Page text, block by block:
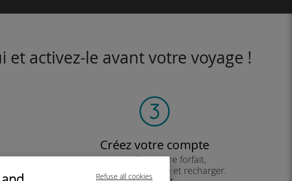
Refuse all cookies
activez-le avant votre voyage !
Créez votre compte
pour utiliser votre forfait,
consulter votre solde et recharger.